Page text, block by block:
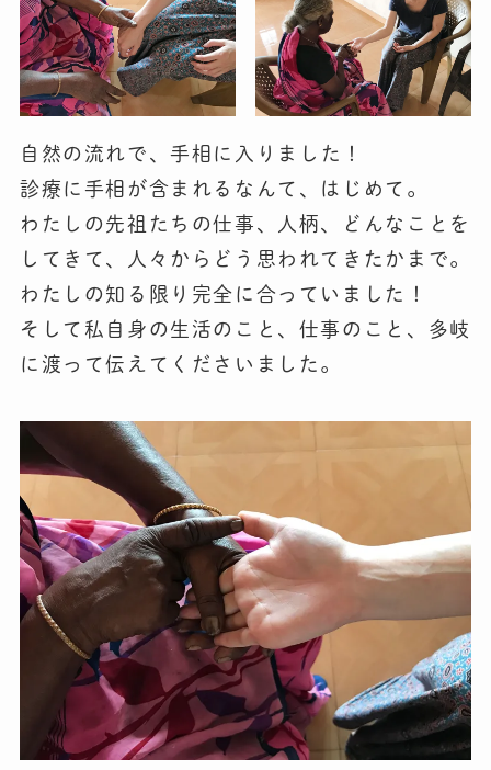
自然の流れで、手相 に入りました！
診療に手相が含まれるなんて、はじめて。
わたしの先祖たちの仕事、人柄、どんなことを
してきて、人々からどう思われてきたかまで。
わたしの知る限り完全に合っていました！
そして私自身の生活のこと、仕事のこと、多岐
に渡って伝えてくださいました。